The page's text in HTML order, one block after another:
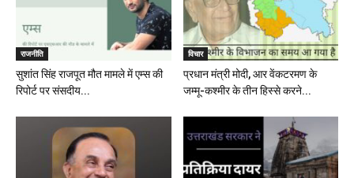
राजनीति
सुशांत सिंह राजपूत मौत मामले में एम्स की
रिपोर्ट पर संसदीय...
विचार
प्रधान मंत्री मोदी, आर वेंकटरमण के
जम्मू-कश्मीर के तीन हिस्से करने...